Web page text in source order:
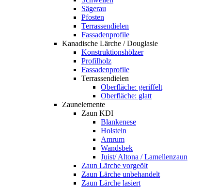
Sägerau
Pfosten
Terrassendielen
Fassadenprofile
Kanadische Lärche / Douglasie
Konstruktionshölzer
Profilholz
Fassadenprofile
Terrassendielen
Oberfläche: geriffelt
Oberfläche: glatt
Zaunelemente
Zaun KDI
Blankenese
Holstein
Amrum
Wandsbek
Juist/ Altona / Lamellenzaun
Zaun Lärche vorgeölt
Zaun Lärche unbehandelt
Zaun Lärche lasiert